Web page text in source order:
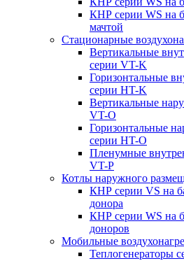
КНР серии WS на
мачтой
Стационарные
Вертикальные
серии VT-K
Горизонтальные
серии HT-K
Вертикальные
VT-O
Горизонтальные
серии HT-O
Пленумные
VT-P
Котлы наружного
КНР серии VS на
донора
КНР серии WS на
доноров
Мобильные
Теплогенераторы